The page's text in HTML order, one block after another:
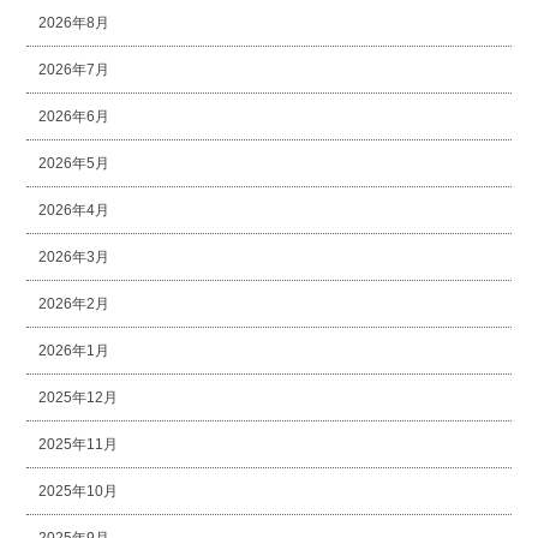
2026年8月
2026年7月
2026年6月
2026年5月
2026年4月
2026年3月
2026年2月
2026年1月
2025年12月
2025年11月
2025年10月